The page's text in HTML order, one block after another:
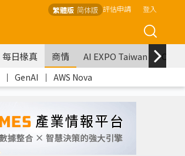
繁體版 简体版 評估申請 登入
每日椽真 商情 AI EXPO Taiwan
｜ GenAI ｜ AWS Nova